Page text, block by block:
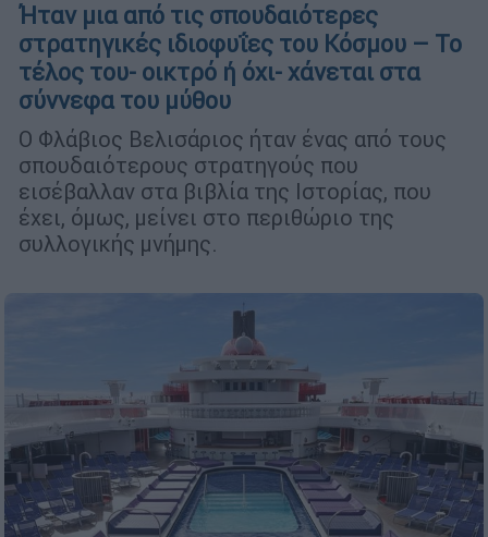
Ήταν μια από τις σπουδαιότερες
στρατηγικές ιδιοφυΐες του Κόσμου – Το
τέλος του- οικτρό ή όχι- χάνεται στα
σύννεφα του μύθου
Ο Φλάβιος Βελισάριος ήταν ένας από τους
σπουδαιότερους στρατηγούς που
εισέβαλλαν στα βιβλία της Ιστορίας, που
έχει, όμως, μείνει στο περιθώριο της
συλλογικής μνήμης.